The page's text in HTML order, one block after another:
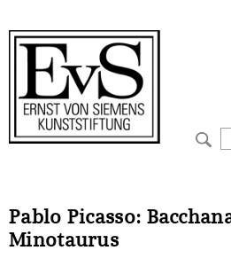
Pablo Picasso:
Minotaurus
Förderphilosophie
Gremien
Presse und Neuigkeiten
Ankauf
Restaurierungen
Werkverzeichnisse